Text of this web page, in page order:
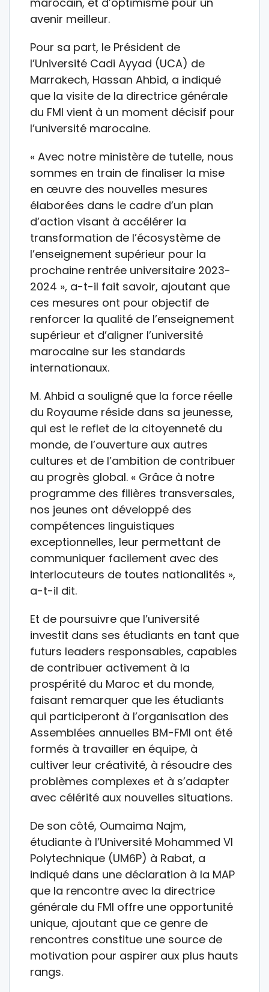
avenir meilleur.
Pour sa part, le Président de
l’Université Cadi Ayyad (UCA) de
Marrakech, Hassan Ahbid, a indiqué
que la visite de la directrice générale
du FMI vient à un moment décisif pour
l’université marocaine.
« Avec notre ministère de tutelle, nous
sommes en train de finaliser la mise
en œuvre des nouvelles mesures
élaborées dans le cadre d’un plan
d’action visant à accélérer la
transformation de l’écosystème de
l’enseignement supérieur pour la
prochaine rentrée universitaire 2023-
2024 », a-t-il fait savoir, ajoutant que
ces mesures ont pour objectif de
renforcer la qualité de l’enseignement
supérieur et d’aligner l’université
marocaine sur les standards
internationaux.
M. Ahbid a souligné que la force réelle
du Royaume réside dans sa jeunesse,
qui est le reflet de la citoyenneté du
monde, de l’ouverture aux autres
cultures et de l’ambition de contribuer
au progrès global. « Grâce à notre
programme des filières transversales,
nos jeunes ont développé des
compétences linguistiques
exceptionnelles, leur permettant de
communiquer facilement avec des
interlocuteurs de toutes nationalités »,
a-t-il dit.
Et de poursuivre que l’université
investit dans ses étudiants en tant que
futurs leaders responsables, capables
de contribuer activement à la
prospérité du Maroc et du monde,
faisant remarquer que les étudiants
qui participeront à l’organisation des
Assemblées annuelles BM-FMI ont été
formés à travailler en équipe, à
cultiver leur créativité, à résoudre des
problèmes complexes et à s’adapter
avec célérité aux nouvelles situations.
De son côté, Oumaima Najm,
étudiante à l’Université Mohammed VI
Polytechnique (UM6P) à Rabat, a
indiqué dans une déclaration à la MAP
que la rencontre avec la directrice
générale du FMI offre une opportunité
unique, ajoutant que ce genre de
rencontres constitue une source de
motivation pour aspirer aux plus hauts
rangs.